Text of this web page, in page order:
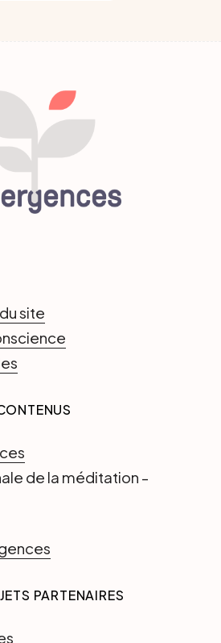
site
de la méditation -
PARTENAIRES